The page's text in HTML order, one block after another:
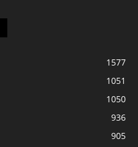
1577
1051
1050
936
905